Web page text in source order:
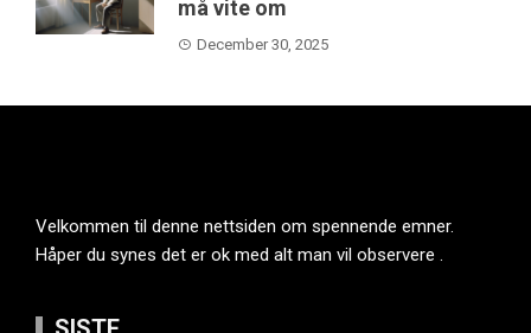
må vite om
December 30, 2025
Velkommen til denne nettsiden om spennende emner.
Håper du synes det er ok med alt man vil observere .